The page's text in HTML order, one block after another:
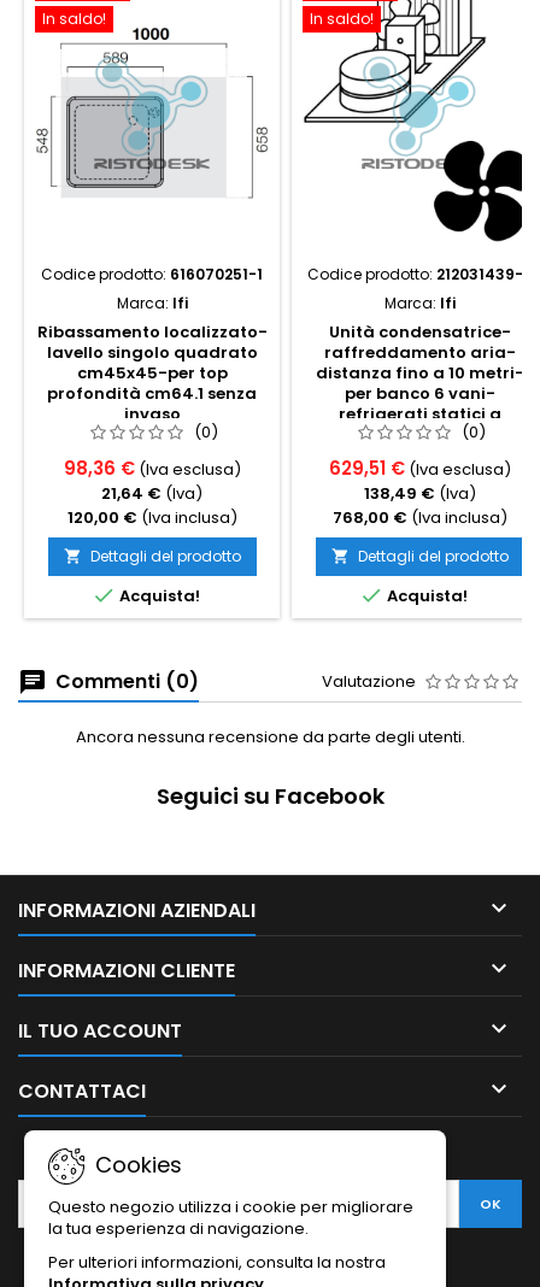
In saldo!
Codice prodotto: 616070251-1
Marca: Ifi
Ribassamento localizzato-
lavello singolo quadrato
cm45x45-per top
profondità cm64.1 senza
invaso
(0)
98,36 € (Iva esclusa)
21,64 € (Iva)
120,00 € (Iva inclusa)
 Dettagli del prodotto
 Acquista!
In saldo!
Codice prodotto: 212031439-2
Marca: Ifi
Unità condensatrice-
raffreddamento aria-
distanza fino a 10 metri-
per banco 6 vani-
refrigerati statici a
scomparsa(0)
629,51 € (Iva esclusa)
138,49 € (Iva)
768,00 € (Iva inclusa)
 Dettagli del prodotto
 Acquista!
Commenti (0) Valutazione
Ancora nessuna recensione da parte degli utenti.
Seguici su Facebook
INFORMAZIONI AZIENDALI 
INFORMAZIONI CLIENTE 
IL TUO ACCOUNT 
CONTATTACI 
Cookies
Questo negozio utilizza i cookie per migliorare
la tua esperienza di navigazione.
Per ulteriori informazioni, consulta la nostra